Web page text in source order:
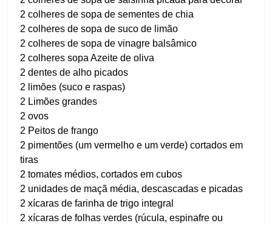
2 colheres de sopa de sementes de chia
2 colheres de sopa de suco de limão
2 colheres de sopa de vinagre balsâmico
2 colheres sopa Azeite de oliva
2 dentes de alho picados
2 limões (suco e raspas)
2 Limões grandes
2 ovos
2 Peitos de frango
2 pimentões (um vermelho e um verde) cortados em
tiras
2 tomates médios, cortados em cubos
2 unidades de maçã média, descascadas e picadas
2 xícaras de farinha de trigo integral
2 xícaras de folhas verdes (rúcula, espinafre ou